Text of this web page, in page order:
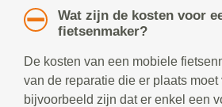
Wat zijn de kosten voor
fietsenmaker?
De kosten van een mobiele
van de reparatie die er plaats
bijvoorbeeld zijn dat er enkel een